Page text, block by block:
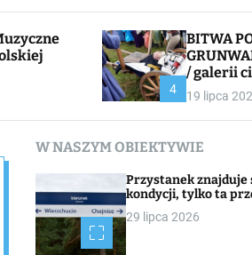
4
BITWA
/ galerii
19 lipca
W NASZYM OBIEKTYWIE
Przystanek znajduje
kondycji, tylko ta
29 lipca 2026